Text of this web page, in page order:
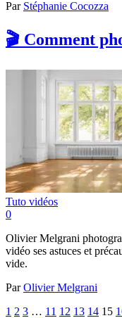
Par Stéphanie Cocozza
🎬 Comment
Tuto vidéos
0
Olivier Melgrani
vidéo ses astuces et
vide.
ParOlivier Melgrani
1 2 3 … 11 12 13 14 15